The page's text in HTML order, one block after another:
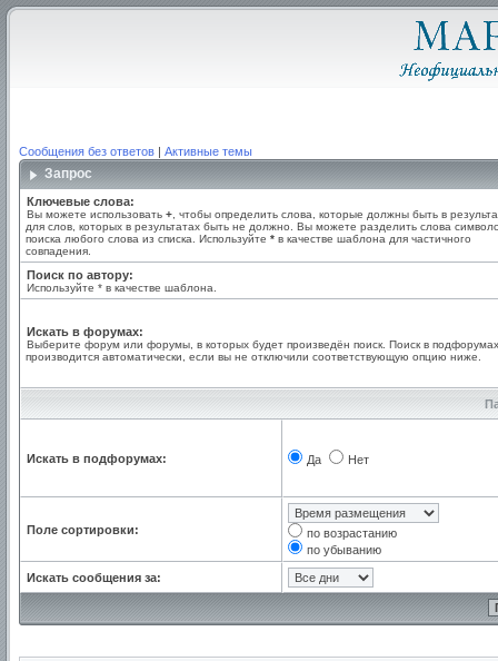
Сообщения без ответов | Активные темы
Запрос
Ключевые слова:
Вы можете использовать + , чтобы определить слова, которые должны быть в
для слов, которых в результатах быть не должно. Вы можете разделить слова
поиска любого слова из списка. Используйте * в качестве шаблона для частичного
совпадения.
Поиск по автору:
Используйте * в качестве шаблона.
Искать в форумах:
Выберите форум или форумы, в которых будет произведён поиск. Поиск в подфорумах
производится автоматически, если вы не отключили соответствующую опцию ниже.
Искать в подфорумах: Да Нет
Поле сортировки:
по возрастанию
по убыванию
Искать сообщения за: